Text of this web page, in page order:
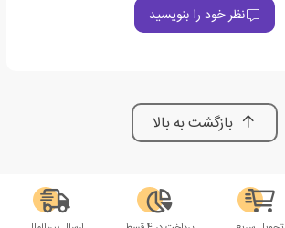
نظر خود را بنویسید
بازگشت به بالا